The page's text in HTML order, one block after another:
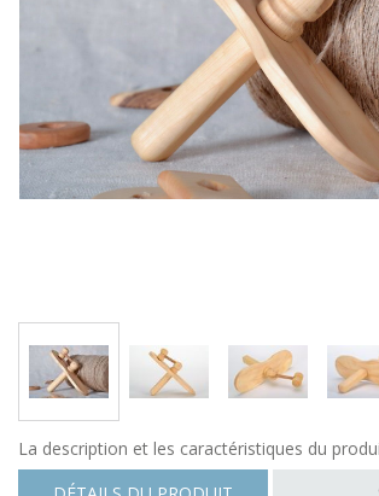
La description et les caractéristiques du